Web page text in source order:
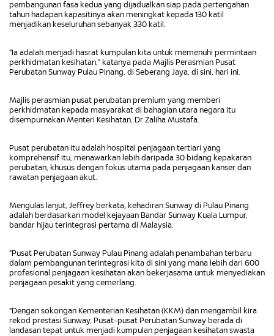
pembangunan fasa kedua yang dijadualkan siap pada pertengahan
tahun hadapan kapasitinya akan meningkat kepada 130 katil
menjadikan keseluruhan sebanyak 330 katil.
"Ia adalah menjadi hasrat kumpulan kita untuk memenuhi permintaan
perkhidmatan kesihatan," katanya pada Majlis Perasmian Pusat
Perubatan Sunway Pulau Pinang, di Seberang Jaya, di sini, hari ini.
Majlis perasmian pusat perubatan premium yang memberi
perkhidmatan kepada masyarakat di bahagian utara negara itu
disempurnakan Menteri Kesihatan, Dr Zaliha Mustafa.
Pusat perubatan itu adalah hospital penjagaan tertiari yang
komprehensif itu, menawarkan lebih daripada 30 bidang kepakaran
perubatan, khusus dengan fokus utama pada penjagaan kanser dan
rawatan penjagaan akut.
Mengulas lanjut, Jeffrey berkata, kehadiran Sunway di Pulau Pinang
adalah berdasarkan model kejayaan Bandar Sunway Kuala Lumpur,
bandar hijau terintegrasi pertama di Malaysia.
"Pusat Perubatan Sunway Pulau Pinang adalah penambahan terbaru
dalam pembangunan terintegrasi kita di sini yang mana lebih dari 600
profesional penjagaan kesihatan akan bekerjasama untuk menyediakan
penjagaan pesakit yang cemerlang.
"Dengan sokongan Kementerian Kesihatan (KKM) dan mengambil kira
rekod prestasi Sunway, Pusat-pusat Perubatan Sunway berada di
landasan tepat untuk menjadi kumpulan penjagaan kesihatan swasta